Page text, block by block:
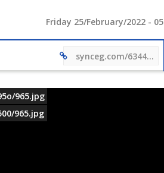
synceg.com/634480
965.jpg
965.jpg